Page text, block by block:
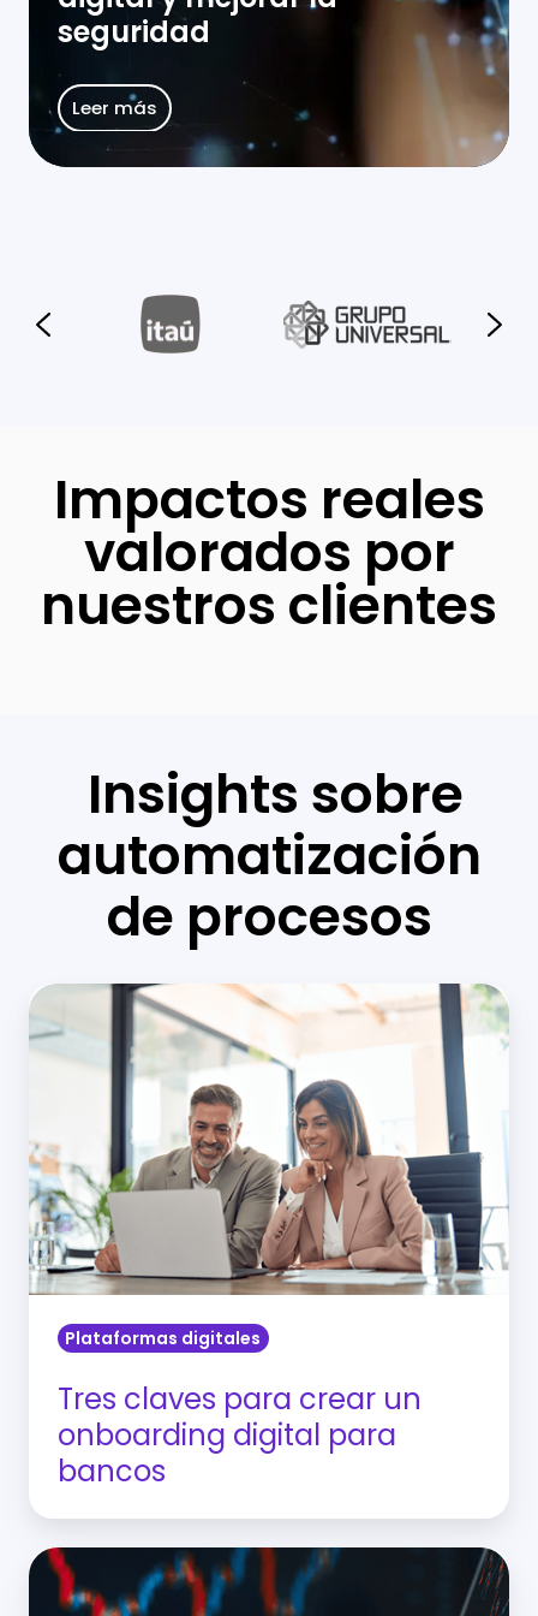
digital
mejorar
seguridad
seguridad
Leer más
Impactos reales
valorados por
nuestros clientes
Insights sobre
automatización
de procesos
Tres
claves
para
un
onboarding
digital
para
bancos
Plataformas digitales
Tres claves para crear un
onboarding digital para
bancos
IA
para